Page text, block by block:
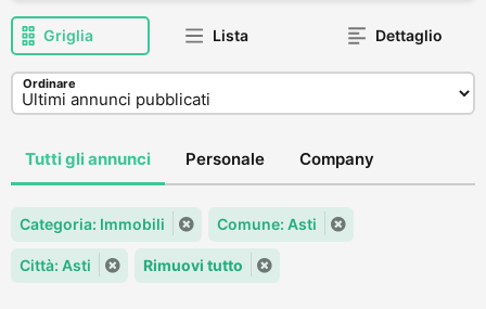
Griglia Lista Dettaglio
Ordinare
Tutti gli annunci Personale Company
Categoria: Immobili Comune: Asti
Città: Asti Rimuovi tutto